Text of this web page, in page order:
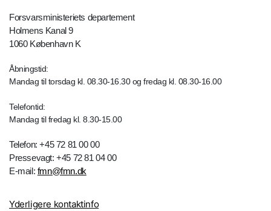
Forsvarsministeriets departement
Holmens Kanal 9
1060 København K
Åbningstid:
Mandag til torsdag kl. 08.30-16.30 og fredag kl. 08.30-16.00
Telefontid:
Mandag til fredag kl. 8.30-15.00
Telefon: +45 72 81 00 00
Pressevagt: +45 72 81 04 00
E-mail: fmn@fmn.dk
Yderligere kontaktinfo